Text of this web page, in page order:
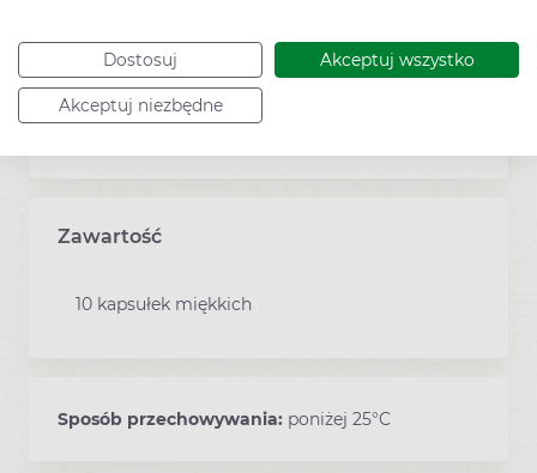
Dostosuj Akceptuj wszystko
Akceptuj niezbędne
przeciwdepresyjne) lub leki
przeciwpłytkowe takie jak kwas
acetylosalicylowy (aspiryna).
Zawartość
10 kapsułek miękkich
Sposób przechowywania: poniżej 25°C